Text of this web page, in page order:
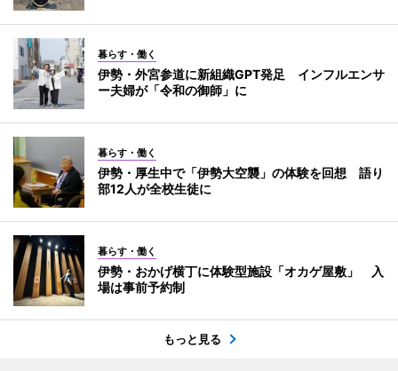
暮らす・働く
伊勢・外宮参道に新組織GPT発足 インフルエンサ
ー夫婦が「令和の御師」に
暮らす・働く
伊勢・厚生中で「伊勢大空襲」の体験を回想 語り
部12人が全校生徒に
暮らす・働く
伊勢・おかげ横丁に体験型施設「オカゲ屋敷」 入
場は事前予約制
もっと見る